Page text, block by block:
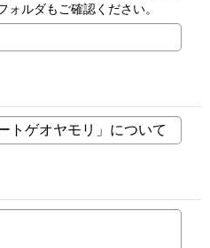
ルダもご確認ください。